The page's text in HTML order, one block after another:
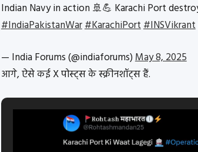
Indian Navy in action 🚢💪 Karachi Port
#IndiaPakistanWar#KarachiPort#INSVikrant
— India Forums (@indiaforums)May 8, 2025
आगे, ऐसे कई X पोस्ट्स के स्क्रीनशॉट्स हैं.